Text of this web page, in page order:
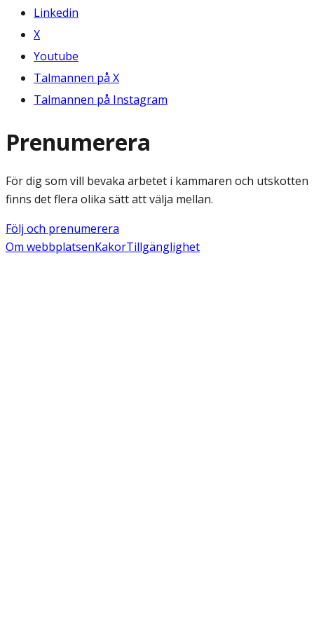
Linkedin
X
Youtube
Talmannen på X
Talmannen på Instagram
Prenumerera
För dig som vill bevaka arbetet i kammaren och utskotten
finns det flera olika sätt att välja mellan.
Följ och prenumerera
Om webbplatsenKakorTillgänglighet